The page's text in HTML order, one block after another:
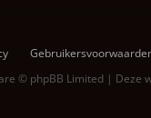
© phpBB Limited | Deze